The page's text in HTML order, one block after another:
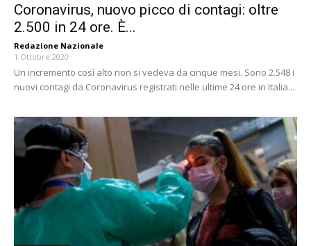
Coronavirus, nuovo picco di contagi: oltre
2.500 in 24 ore. È...
Redazione Nazionale -
1 Ottobre 2020
Un incremento così alto non si vedeva da cinque mesi. Sono 2.548 i
nuovi contagi da Coronavirus registrati nelle ultime 24 ore in Italia...